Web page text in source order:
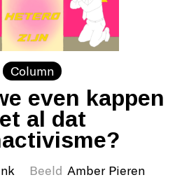
Column
even kappen
al dat
Beeld Amber Pieren